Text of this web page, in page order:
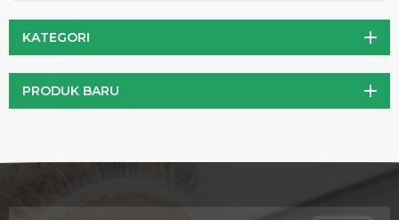
metabolisme energi secara keseluruhan.
KATEGORI
PRODUK BARU